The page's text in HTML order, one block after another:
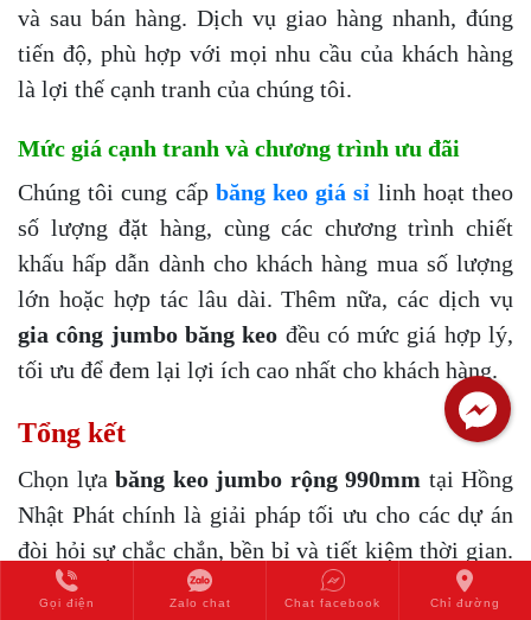
và sau bán hàng. Dịch vụ giao hàng nhanh, đúng
tiến độ, phù hợp với mọi nhu cầu của khách hàng
là lợi thế cạnh tranh của chúng tôi.
Mức giá cạnh tranh và chương trình ưu đãi
Chúng tôi cung cấp băng keo giá sỉ linh hoạt theo
số lượng đặt hàng, cùng các chương trình chiết
khấu hấp dẫn dành cho khách hàng mua số lượng
lớn hoặc hợp tác lâu dài. Thêm nữa, các dịch vụ
gia công jumbo băng keo đều có mức giá hợp lý,
tối ưu để đem lại lợi ích cao nhất cho khách hàng.
Tổng kết
Chọn lựa băng keo jumbo rộng 990mm tại Hồng
Nhật Phát chính là giải pháp tối ưu cho các dự án
đòi hỏi sự chắc chắn, bền bỉ và tiết kiệm thời gian.
Việc hiểu rõ đặc điểm, ứng dụng, hướng dẫn sử
Gọi điện Zalo chat Chat facebook Chỉ đường